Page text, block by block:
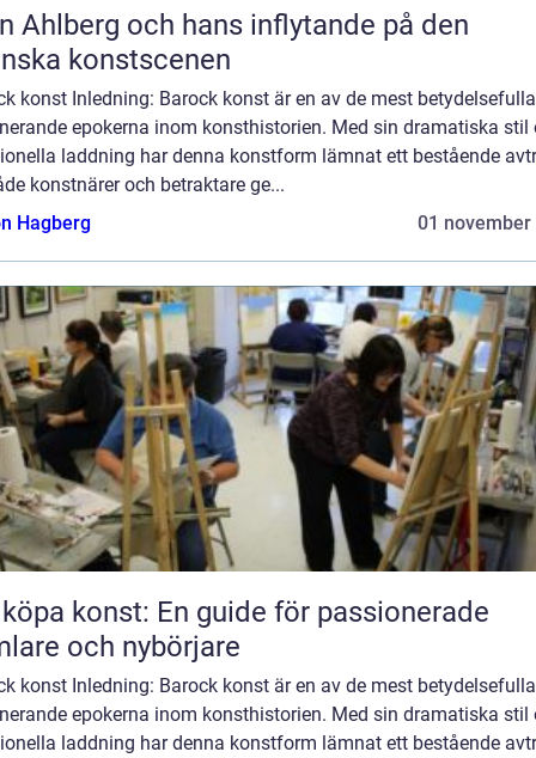
Ahlberg och hans inflytande på den
konstscenen
konst Inledning: Barock konst är en av de mest
epokerna inom konsthistorien. Med sin dramatiska stil
laddning har denna konstform lämnat ett bestående
konstnärer och betraktare ge...
Hagberg
01 november
konst: En guide för passionerade
och nybörjare
konst Inledning: Barock konst är en av de mest
epokerna inom konsthistorien. Med sin dramatiska stil
laddning har denna konstform lämnat ett bestående